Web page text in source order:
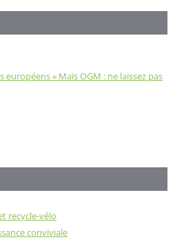
« Maïs OGM : ne laissez pas
recycle-vélo
conviviale